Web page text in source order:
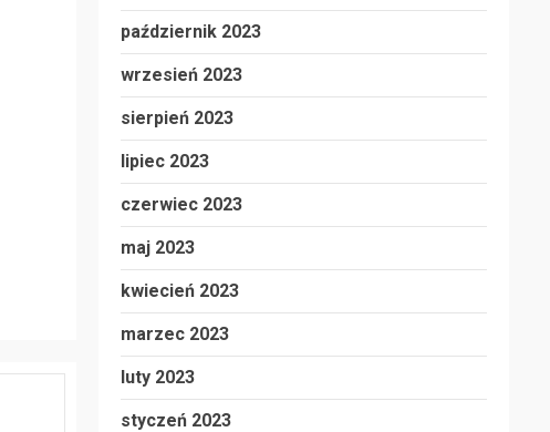
październik 2023
wrzesień 2023
sierpień 2023
lipiec 2023
czerwiec 2023
maj 2023
kwiecień 2023
marzec 2023
luty 2023
styczeń 2023